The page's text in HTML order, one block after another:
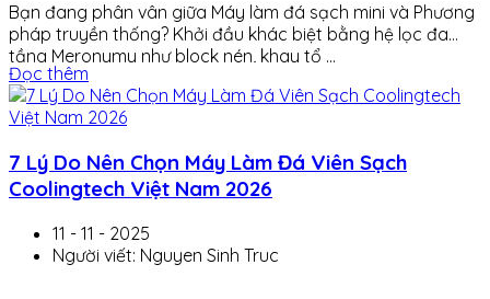
Bạn đang phân vân giữa Máy làm đá sạch mini và Phương
pháp truyền thống? Khởi đầu khác biệt bằng hệ lọc đa
tầng Meronymy như block nén, khay tổ ...
Đọc thêm
7 Lý Do Nên Chọn Máy Làm Đá Viên Sạch
Coolingtech Việt Nam 2026
11 - 11 - 2025
Người viết: Nguyen Sinh Truc